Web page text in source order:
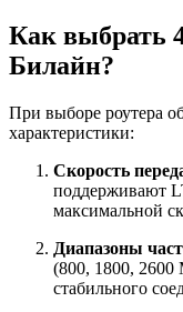
Как выбрать
Билайн?
При выборе роутера
характеристики:
Скорость
поддерживают
максимальной
Диапазоны
(800, 1800, 2600
стабильного